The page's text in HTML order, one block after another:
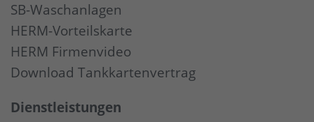
SB-Waschanlagen
HERM-Vorteilskarte
HERM Firmenvideo
Download Tankkartenvertrag
Dienstleistungen